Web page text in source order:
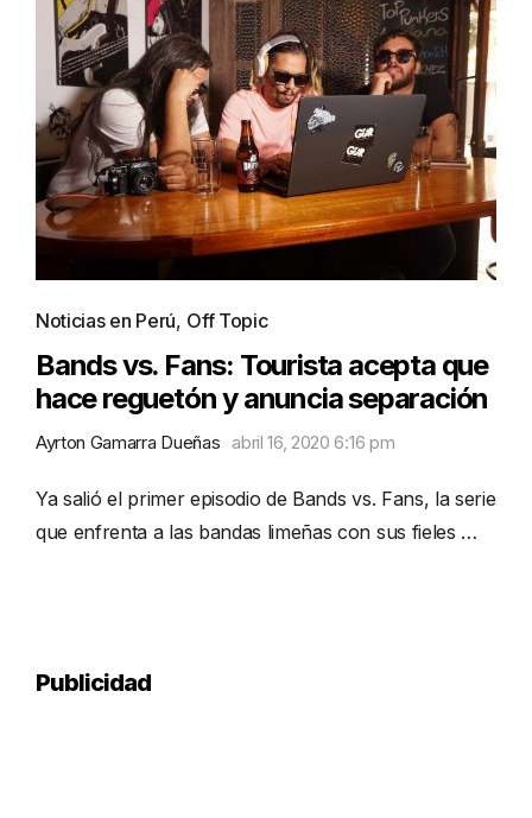
Noticias en Perú, Off Topic
Bands vs. Fans: Tourista acepta que
hace reguetón y anuncia separación
Ayrton Gamarra Dueñas abril 16, 2020 6:16 pm
Ya salió el primer episodio de Bands vs. Fans, la serie
que enfrenta a las bandas limeñas con sus fieles …
Publicidad